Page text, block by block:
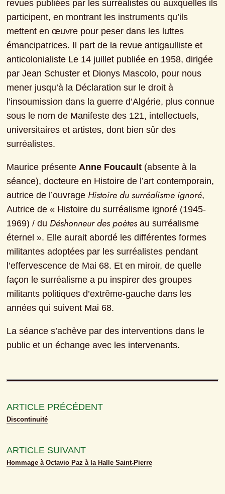
revues publiées par les surréalistes ou auxquelles ils
participent, en montrant les instruments qu’ils
mettent en œuvre pour peser dans les luttes
émancipatrices. Il part de la revue antigaulliste et
anticolonialiste Le 14 juillet publiée en 1958, dirigée
par Jean Schuster et Dionys Mascolo, pour nous
mener jusqu’à la Déclaration sur le droit à
l’insoumission dans la guerre d’Algérie, plus connue
sous le nom de Manifeste des 121, intellectuels,
universitaires et artistes, dont bien sûr des
surréalistes.
Maurice présente Anne Foucault (absente à la
séance), docteure en Histoire de l’art contemporain,
autrice de l’ouvrage Histoire du surréalisme ignoré,
Autrice de « Histoire du surréalisme ignoré (1945-
1969) / du Déshonneur des poètes au surréalisme
éternel ». Elle aurait abordé les différentes formes
militantes adoptées par les surréalistes pendant
l’effervescence de Mai 68. Et en miroir, de quelle
façon le surréalisme a pu inspirer des groupes
militants politiques d’extrême-gauche dans les
années qui suivent Mai 68.
La séance s’achève par des interventions dans le
public et un échange avec les intervenants.
ARTICLE PRÉCÉDENT
Discontinuité
ARTICLE SUIVANT
Hommage à Octavio Paz à la Halle Saint-Pierre